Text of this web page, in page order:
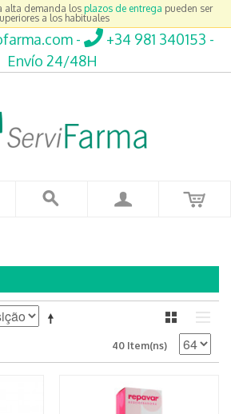
alta demanda losplazos de entrega pueden ser
a los habituales
- +34 981 340153 -
Envío 24/48H
40 Item(ns)